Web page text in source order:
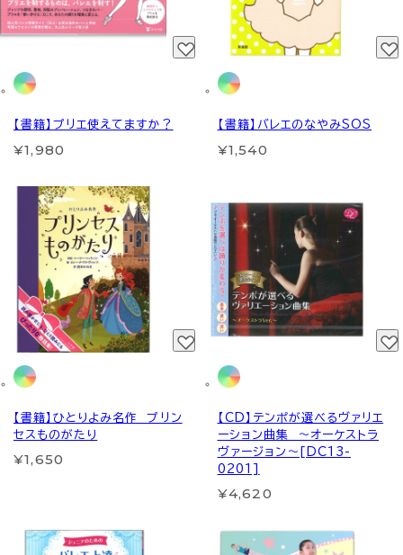
【書籍】プリエ使えてますか？
¥1,980
【書籍】バレエのなやみSOS
¥1,540
【書籍】ひとりよみ名作 プリン
セスものがたり
¥1,650
【CD】テンポが選べるヴァリエ
ーション曲集 ～オーケストラ
ヴァージョン～[DC13-
0201]
¥4,620